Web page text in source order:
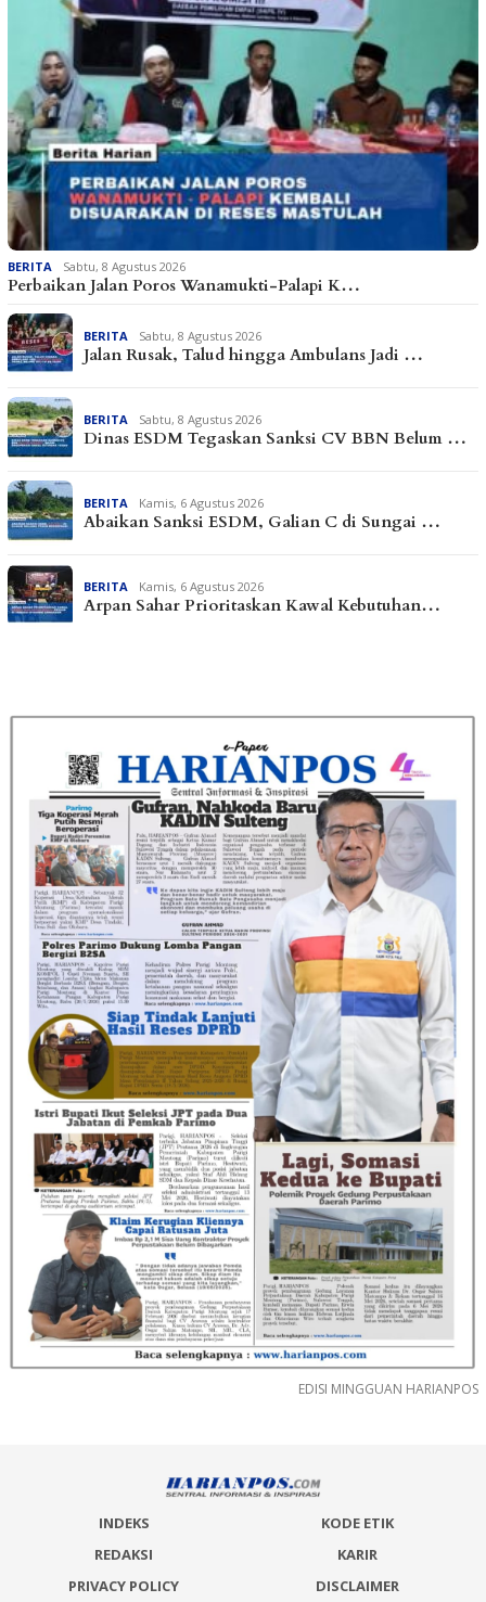
BERITA Sabtu, 8 Agustus 2026
Perbaikan Jalan Poros Wanamukti-Palapi K…
BERITA Sabtu, 8 Agustus 2026
Jalan Rusak, Talud hingga Ambulans Jadi …
BERITA Sabtu, 8 Agustus 2026
Dinas ESDM Tegaskan Sanksi CV BBN Belum …
BERITA Kamis, 6 Agustus 2026
Abaikan Sanksi ESDM, Galian C di Sungai …
BERITA Kamis, 6 Agustus 2026
Arpan Sahar Prioritaskan Kawal Kebutuhan…
EDISI MINGGUAN HARIANPOS
INDEKS
KODE ETIK
REDAKSI
KARIR
PRIVACY POLICY
DISCLAIMER